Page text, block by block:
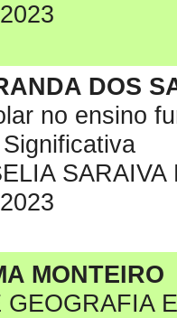
DOS
no ensino
SARAIVA
MONTEIRO